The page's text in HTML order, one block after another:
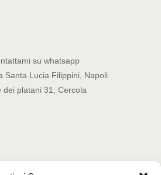
su whatsapp
Santa Lucia Filippini, Napoli
dei platani 31, Cercola